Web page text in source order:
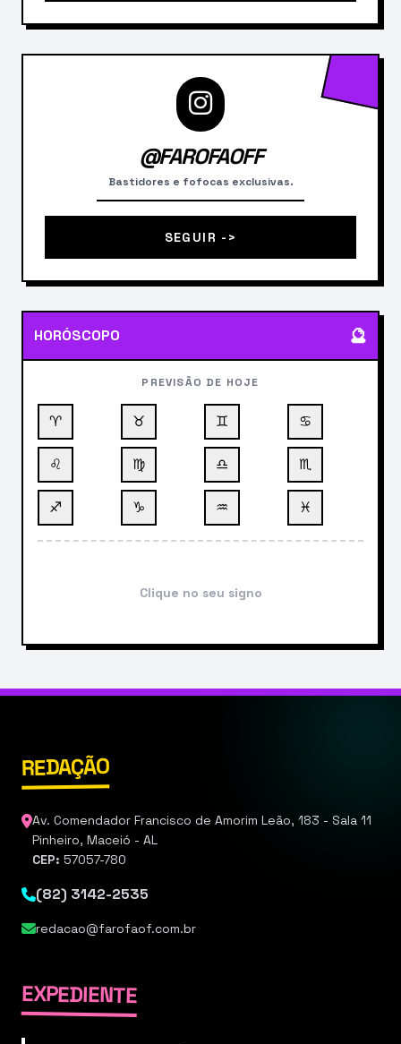
@FAROFAOFF
Bastidores e fofocas exclusivas.
SEGUIR ->
HORÓSCOPO 🔮
PREVISÃO DE HOJE
♈ ♉ ♊ ♋
♌ ♍ ♎ ♏
♐ ♑ ♒ ♓
Clique no seu signo
REDAÇÃO
Av. Comendador Francisco de Amorim Leão, 183 - Sala 11
Pinheiro, Maceió - AL
CEP: 57057-780
(82) 3142-2535
redacao@farofaof.com.br
EXPEDIENTE